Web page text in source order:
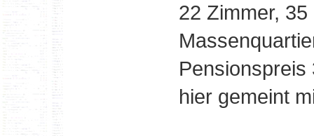
22 Zimmer,
hier gemeint